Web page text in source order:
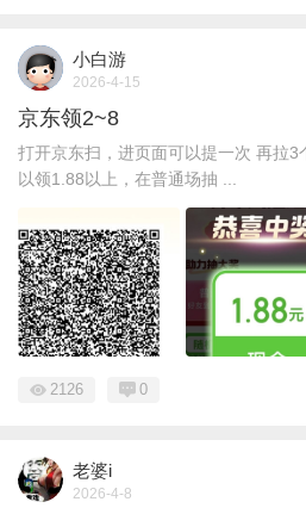
小白游
2026-4-15
京东领2~8
打开京东扫，进页面可以提一次 再拉
以领1.88以上，在普通场抽 ...
2126 0
老婆i
2026-4-8